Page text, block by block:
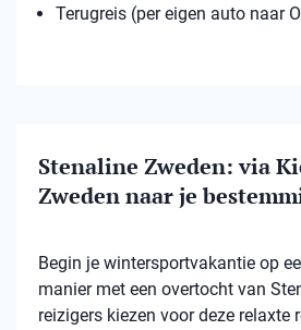
Terugreis (per eigen auto naar
Stenaline Zweden: via
Zweden naar je
Begin je wintersportvakantie op
manier met een overtocht van
reizigers kiezen voor deze relaxte